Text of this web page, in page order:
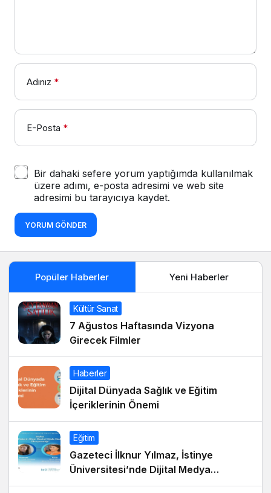
Adınız *
E-Posta *
Bir dahaki sefere yorum yaptığımda kullanılmak
üzere adımı, e-posta adresimi ve web site
adresimi bu tarayıcıya kaydet.
YORUM GÖNDER
Popüler Haberler Yeni Haberler
Kültür Sanat
7 Ağustos Haftasında Vizyona
Girecek Filmler
Haberler
Dijital Dünyada Sağlık ve Eğitim
İçeriklerinin Önemi
Eğitim
Gazeteci İlknur Yılmaz, İstinye
Üniversitesi’nde Dijital Medya
Okuryazarlığı Dersinin Konuğu Oldu